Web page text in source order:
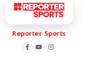
Reporter Sports